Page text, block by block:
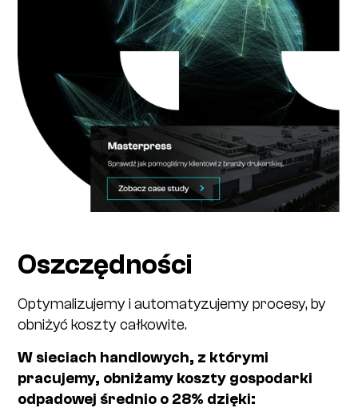
Oszczędności
Optymalizujemy i automatyzujemy procesy, by
obniżyć koszty całkowite.
W sieciach handlowych, z którymi
pracujemy, obniżamy koszty gospodarki
odpadowej średnio o 28% dzięki: